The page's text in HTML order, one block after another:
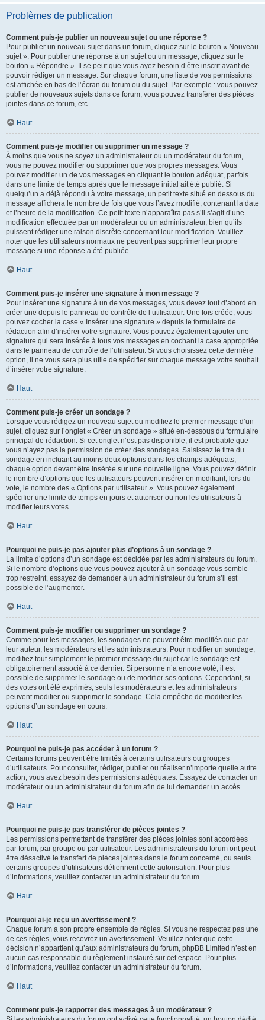
Problèmes de publication
Comment puis-je publier un nouveau sujet ou une réponse ?
Pour publier un nouveau sujet dans un forum, cliquez sur le bouton « Nouveau
sujet ». Pour publier une réponse à un sujet ou un message, cliquez sur le
bouton « Répondre ». Il se peut que vous ayez besoin d’être inscrit avant de
pouvoir rédiger un message. Sur chaque forum, une liste de vos permissions
est affichée en bas de l’écran du forum ou du sujet. Par exemple : vous pouvez
publier de nouveaux sujets dans ce forum, vous pouvez transférer des pièces
jointes dans ce forum, etc.
Haut
Comment puis-je modifier ou supprimer un message ?
À moins que vous ne soyez un administrateur ou un modérateur du forum,
vous ne pouvez modifier ou supprimer que vos propres messages. Vous
pouvez modifier un de vos messages en cliquant le bouton adéquat, parfois
dans une limite de temps après que le message initial ait été publié. Si
quelqu’un a déjà répondu à votre message, un petit texte situé en dessous du
message affichera le nombre de fois que vous l’avez modifié, contenant la date
et l’heure de la modification. Ce petit texte n’apparaîtra pas s’il s’agit d’une
modification effectuée par un modérateur ou un administrateur, bien qu’ils
puissent rédiger une raison discrète concernant leur modification. Veuillez
noter que les utilisateurs normaux ne peuvent pas supprimer leur propre
message si une réponse a été publiée.
Haut
Comment puis-je insérer une signature à mon message ?
Pour insérer une signature à un de vos messages, vous devez tout d’abord en
créer une depuis le panneau de contrôle de l’utilisateur. Une fois créée, vous
pouvez cocher la case « Insérer une signature » depuis le formulaire de
rédaction afin d’insérer votre signature. Vous pouvez également ajouter une
signature qui sera insérée à tous vos messages en cochant la case appropriée
dans le panneau de contrôle de l’utilisateur. Si vous choisissez cette dernière
option, il ne vous sera plus utile de spécifier sur chaque message votre souhait
d’insérer votre signature.
Haut
Comment puis-je créer un sondage ?
Lorsque vous rédigez un nouveau sujet ou modifiez le premier message d’un
sujet, cliquez sur l’onglet « Créer un sondage » situé en-dessous du formulaire
principal de rédaction. Si cet onglet n’est pas disponible, il est probable que
vous n’ayez pas la permission de créer des sondages. Saisissez le titre du
sondage en incluant au moins deux options dans les champs adéquats,
chaque option devant être insérée sur une nouvelle ligne. Vous pouvez définir
le nombre d’options que les utilisateurs peuvent insérer en modifiant, lors du
vote, le nombre des « Options par utilisateur ». Vous pouvez également
spécifier une limite de temps en jours et autoriser ou non les utilisateurs à
modifier leurs votes.
Haut
Pourquoi ne puis-je pas ajouter plus d’options à un sondage ?
La limite d’options d’un sondage est décidée par les administrateurs du forum.
Si le nombre d’options que vous pouvez ajouter à un sondage vous semble
trop restreint, essayez de demander à un administrateur du forum s’il est
possible de l’augmenter.
Haut
Comment puis-je modifier ou supprimer un sondage ?
Comme pour les messages, les sondages ne peuvent être modifiés que par
leur auteur, les modérateurs et les administrateurs. Pour modifier un sondage,
modifiez tout simplement le premier message du sujet car le sondage est
obligatoirement associé à ce dernier. Si personne n’a encore voté, il est
possible de supprimer le sondage ou de modifier ses options. Cependant, si
des votes ont été exprimés, seuls les modérateurs et les administrateurs
peuvent modifier ou supprimer le sondage. Cela empêche de modifier les
options d’un sondage en cours.
Haut
Pourquoi ne puis-je pas accéder à un forum ?
Certains forums peuvent être limités à certains utilisateurs ou groupes
d’utilisateurs. Pour consulter, rédiger, publier ou réaliser n’importe quelle autre
action, vous avez besoin des permissions adéquates. Essayez de contacter un
modérateur ou un administrateur du forum afin de lui demander un accès.
Haut
Pourquoi ne puis-je pas transférer de pièces jointes ?
Les permissions permettant de transférer des pièces jointes sont accordées
par forum, par groupe ou par utilisateur. Les administrateurs du forum ont peut-
être désactivé le transfert de pièces jointes dans le forum concerné, ou seuls
certains groupes d’utilisateurs détiennent cette autorisation. Pour plus
d’informations, veuillez contacter un administrateur du forum.
Haut
Pourquoi ai-je reçu un avertissement ?
Chaque forum a son propre ensemble de règles. Si vous ne respectez pas une
de ces règles, vous recevrez un avertissement. Veuillez noter que cette
décision n’appartient qu’aux administrateurs du forum, phpBB Limited n’est en
aucun cas responsable du règlement instauré sur cet espace. Pour plus
d’informations, veuillez contacter un administrateur du forum.
Haut
Comment puis-je rapporter des messages à un modérateur ?